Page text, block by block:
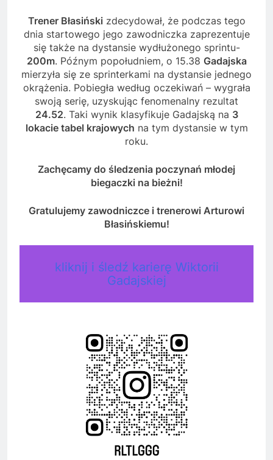
Trener Błasińskizdecydował, że podczas tego
dnia startowego jego zawodniczka zaprezentuje
się także na dystansie wydłużonego sprintu-
200m. Późnym popołudniem, o 15.38 Gadajska
mierzyła się ze sprinterkami na dystansie jednego
okrążenia. Pobiegła według oczekiwań – wygrała
swoją serię, uzyskując fenomenalny rezultat
24.52. Taki wynik klasyfikuje Gadajską na 3
lokacie tabel krajowych na tym dystansie w tym
roku.
Zachęcamy do śledzenia poczynań młodej
biegaczki na bieżni!
Gratulujemy zawodniczce i trenerowi Arturowi
Błasińskiemu!
kliknij i śledź karierę Wiktorii
Gadajskiej